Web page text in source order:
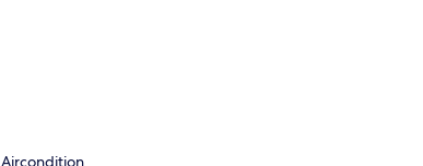
Aircondition